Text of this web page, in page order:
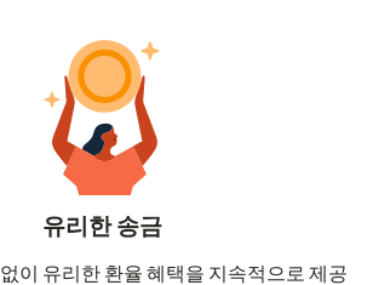
유리한 송금
(새 창에서 열림)
없이 유리한 환율 혜택을 지속적으로 제공